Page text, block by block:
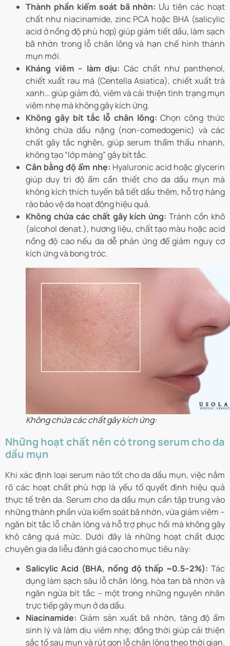
Thành phần kiểm soát bã nhờn: Ưu tiên các hoạt
chất như niacinamide, zinc PCA hoặc BHA (salicylic
acid ở nồng độ phù hợp) giúp giảm tiết dầu, làm sạch
bã nhờn trong lỗ chân lông và hạn chế hình thành
mụn mới.
Kháng viêm – làm dịu: Các chất như panthenol,
chiết xuất rau má (Centella Asiatica), chiết xuất trà
xanh… giúp giảm đỏ, viêm và cải thiện tình trạng mụn
viêm nhẹ mà không gây kích ứng.
Không gây bít tắc lỗ chân lông: Chọn công thức
không chứa dầu nặng (non-comedogenic) và các
chất gây tắc nghẽn, giúp serum thẩm thấu nhanh,
không tạo “lớp màng” gây bít tắc.
Cân bằng độ ẩm nhẹ: Hyaluronic acid hoặc glycerin
giúp duy trì độ ẩm cần thiết cho da dầu mụn mà
không kích thích tuyến bã tiết dầu thêm, hỗ trợ hàng
rào bảo vệ da hoạt động hiệu quả.
Không chứa các chất gây kích ứng: Tránh cồn khô
(alcohol denat.), hương liệu, chất tạo màu hoặc acid
nồng độ cao nếu da dễ phản ứng để giảm nguy cơ
kích ứng và bong tróc.
Không chứa các chất gây kích ứng:
Những hoạt chất nên có trong serum cho da
dầu mụn
Khi xác định loại serum nào tốt cho da dầu mụn, việc nắm
rõ các hoạt chất phù hợp là yếu tố quyết định hiệu quả
thực tế trên da. Serum cho da dầu mụn cần tập trung vào
những thành phần vừa kiểm soát bã nhờn, vừa giảm viêm –
ngăn bít tắc lỗ chân lông và hỗ trợ phục hồi mà không gây
khô căng quá mức. Dưới đây là những hoạt chất được
chuyên gia da liễu đánh giá cao cho mục tiêu này:
Salicylic Acid (BHA, nồng độ thấp ~0.5–2%): Tác
dụng làm sạch sâu lỗ chân lông, hòa tan bã nhờn và
ngăn ngừa bít tắc – một trong những nguyên nhân
trực tiếp gây mụn ở da dầu.
Niacinamide: Giảm sản xuất bã nhờn, tăng độ ẩm
sinh lý và làm dịu viêm nhẹ; đồng thời giúp cải thiện
sắc tố sau mụn và rút gọn lỗ chân lông theo thời gian.